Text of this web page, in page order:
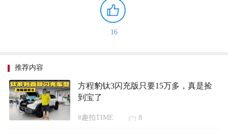
16
推荐内容
方程豹钛3闪充版只要15万多，真是捡
到宝了
#趣拍TIME 8